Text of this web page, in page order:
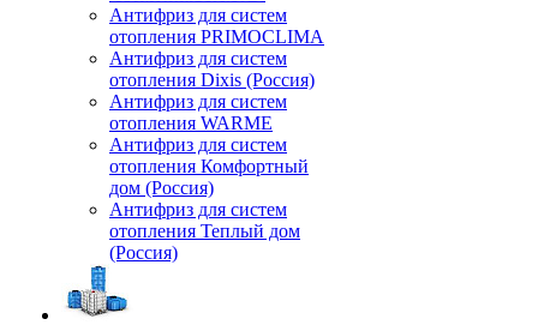
Антифриз для систем
отопления PRIMOCLIMA
Антифриз для систем
отопления Dixis (Россия)
Антифриз для систем
отопления WARME
Антифриз для систем
отопления Комфортный
дом (Россия)
Антифриз для систем
отопления Теплый дом
(Россия)